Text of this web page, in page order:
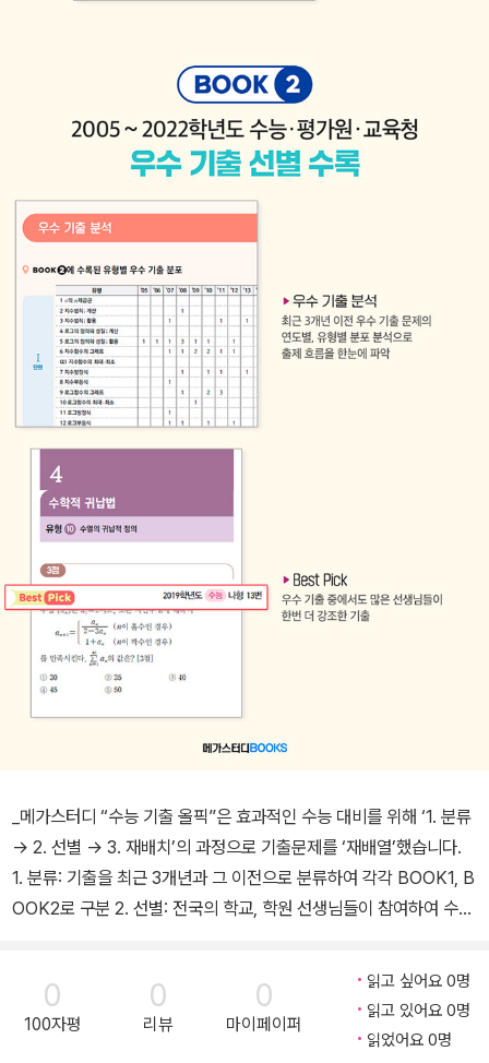
_메가스터디 “수능 기출 올픽”은 효과적인 수능 대비를 위해 ‘1. 분류
-> 2. 선별 -> 3. 재배치’의 과정으로 기출문제를 ‘재배열’했습니다.
1. 분류: 기출을 최근 3개년과 그 이전으로 분류하여 각각 BOOK1, B
OOK2로 구분 2. 선별: 전국의 학교, 학원 선생님들이 참여하여 수능
치: 기출을 다시 단원별, 유형별, 점수별로 분류하고 출제기관과 원래
문번 표시, 고난도 기출은 별도 코너 처리하는 과정을 각각 BOOK1,
BOOK2에 반영 _무분별하게 많은 문제만 모아 놓은 기출문제집 대
0
100자평
0
리뷰
0
마이페이퍼
읽고 싶어요 0명
읽고 있어요 0명
읽었어요 0명